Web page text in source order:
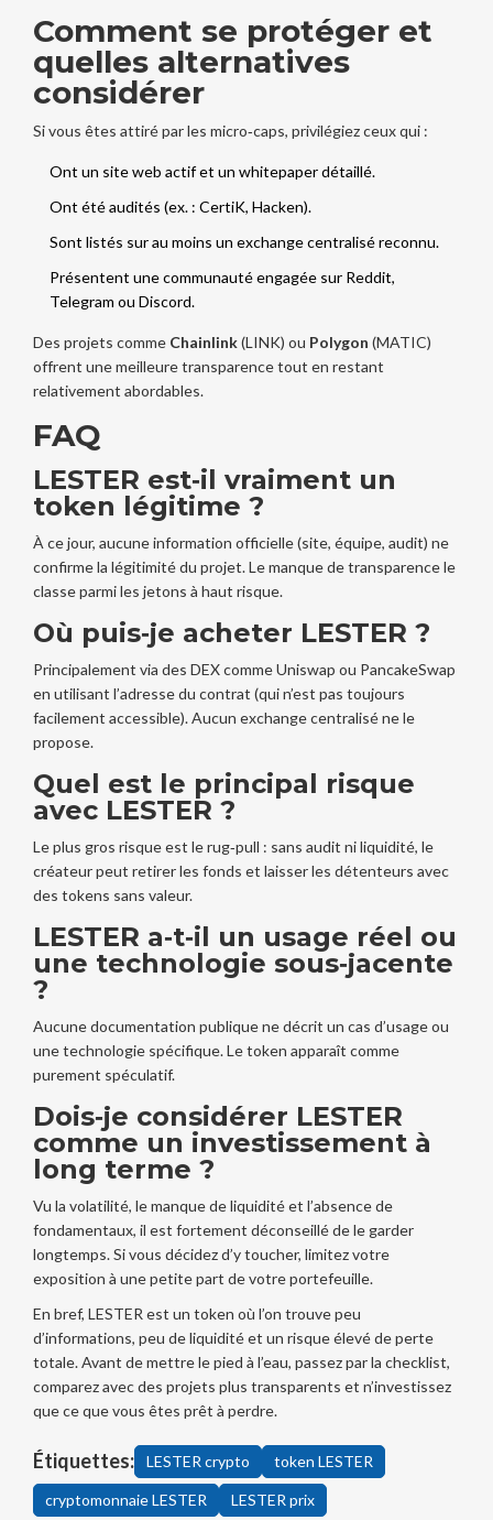
Comment se protéger et
quelles alternatives
considérer
Si vous êtes attiré par les micro‑caps, privilégiez ceux qui :
Ont un site web actif et un whitepaper détaillé.
Ont été audités (ex. : CertiK, Hacken).
Sont listés sur au moins un exchange centralisé reconnu.
Présentent une communauté engagée sur Reddit,
Telegram ou Discord.
Des projets comme Chainlink(LINK) ou Polygon (MATIC)
offrent une meilleure transparence tout en restant
relativement abordables.
FAQ
LESTER est‑il vraiment un
token légitime ?
À ce jour, aucune information officielle (site, équipe, audit) ne
confirme la légitimité du projet. Le manque de transparence le
classe parmi les jetons à haut risque.
Où puis‑je acheter LESTER ?
Principalement via des DEX comme Uniswap ou PancakeSwap
en utilisant l’adresse du contrat (qui n’est pas toujours
facilement accessible). Aucun exchange centralisé ne le
propose.
Quel est le principal risque
avec LESTER ?
Le plus gros risque est le rug‑pull : sans audit ni liquidité, le
créateur peut retirer les fonds et laisser les détenteurs avec
des tokens sans valeur.
LESTER a‑t‑il un usage réel ou
une technologie sous‑jacente
?
Aucune documentation publique ne décrit un cas d’usage ou
une technologie spécifique. Le token apparaît comme
purement spéculatif.
Dois‑je considérer LESTER
comme un investissement à
long terme ?
Vu la volatilité, le manque de liquidité et l’absence de
fondamentaux, il est fortement déconseillé de le garder
longtemps. Si vous décidez d’y toucher, limitez votre
exposition à une petite part de votre portefeuille.
En bref, LESTER est un token où l’on trouve peu
d’informations, peu de liquidité et un risque élevé de perte
totale. Avant de mettre le pied à l’eau, passez par la checklist,
comparez avec des projets plus transparents et n’investissez
que ce que vous êtes prêt à perdre.
Étiquettes: LESTER crypto token LESTER
cryptomonnaie LESTER LESTER prix